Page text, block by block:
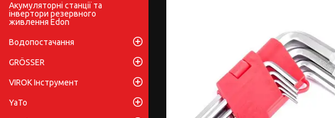
Акумуляторні станції та
інвертори резервного
живлення Edon
Водопостачання
GRÖSSER
VIROK Інструмент
YaTo